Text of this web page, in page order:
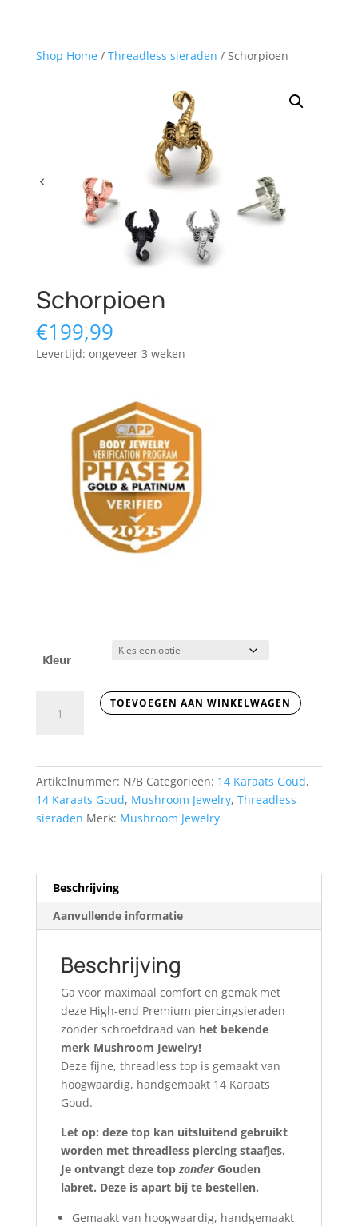
Shop Home/ Threadless sieraden / Schorpioen
Schorpioen
€199,99
Levertijd: ongeveer 3 weken
Kleur
aantal
TOEVOEGEN AAN WINKELWAGEN
Artikelnummer: N/B Categorieën: 14 Karaats Goud,
14 Karaats Goud, Mushroom Jewelry, Threadless
sieraden Merk: Mushroom Jewelry
Beschrijving
Aanvullende informatie
Beschrijving
Ga voor maximaal comfort en gemak met
deze High-end Premium piercingsieraden
zonder schroefdraad van het bekende
merk Mushroom Jewelry!
Deze fijne, threadless top is gemaakt van
hoogwaardig, handgemaakt 14 Karaats
Goud.
Let op: deze top kan uitsluitend gebruikt
worden met threadless piercing staafjes.
Je ontvangt deze topzonderGouden
labret. Deze is apart bij te bestellen.
Gemaakt van hoogwaardig, handgemaakt